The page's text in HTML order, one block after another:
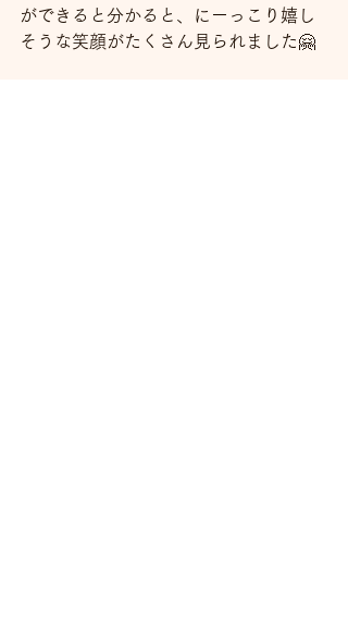
ができると分かると、にーっこり嬉し
そうな笑顔がたくさん見られました🤗